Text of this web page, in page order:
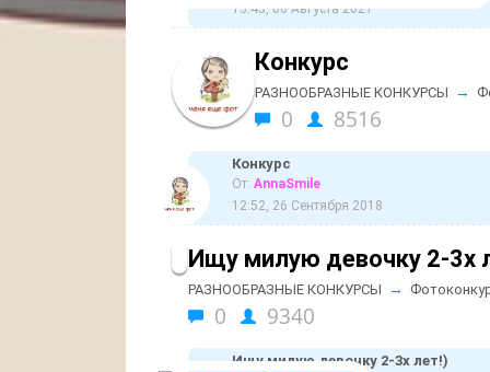
15:45, 06 Августа 2021
Конкурс
РАЗНООБРАЗНЫЕ КОНКУРСЫ →
0 8516
Конкурс
От: AnnaSmile
12:52, 26 Сентября 2018
Ищу милую девочку 2-3х
РАЗНООБРАЗНЫЕ КОНКУРСЫ →
0 9340
Ищу милую девочку 2-3х лет!)